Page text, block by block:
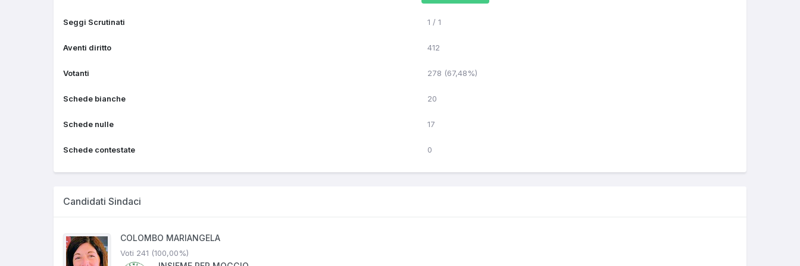
Seggi Scrutinati 1 / 1
Aventi diritto 412
Votanti 278 (67,48%)
Schede bianche 20
Schede nulle 17
Schede contestate 0
Candidati Sindaci
COLOMBO MARIANGELA
Voti 241 (100,00%)